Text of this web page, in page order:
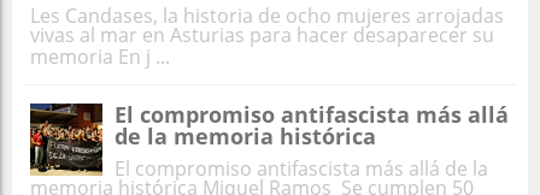
Les Candases, la historia de ocho mujeres arrojadas
vivas al mar en Asturias para hacer desaparecer su
memoria En j ...
El compromiso antifascista más allá
de la memoria histórica
El compromiso antifascista más allá de la
memoria histórica Miquel Ramos Se cumplen 50